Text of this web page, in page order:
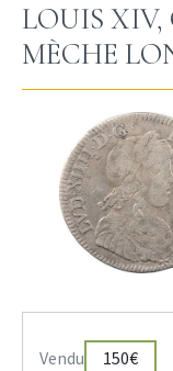
LOUIS XIV,
MÈCHE
Vendu 150€